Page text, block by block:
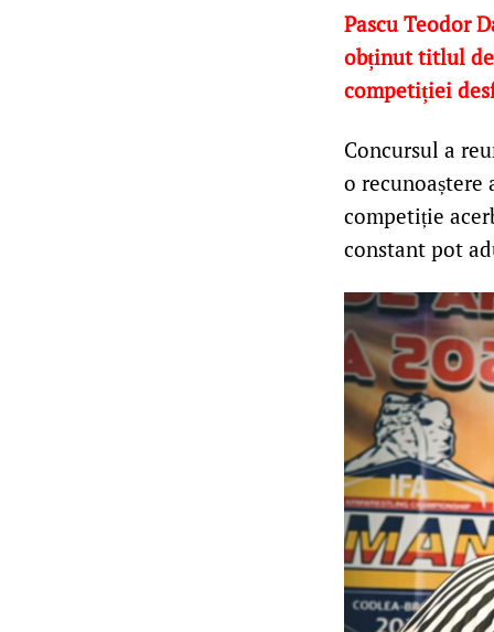
Pascu Teodor
obținut titlul de
competiției
Concursul a
o
competiție
constant pot